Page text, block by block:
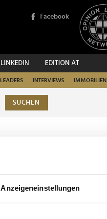
Anzeigeneinstellungen
Facebook
LINKEDIN EDITION AT
LEADERS INTERVIEWS IMMOBILIEN
SUCHEN